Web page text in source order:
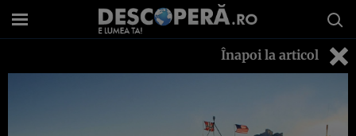
Înapoi la articol